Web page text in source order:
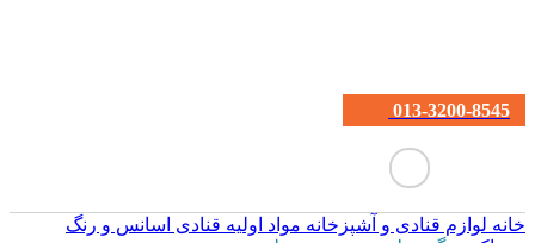
013-3200-8545
خانه لوازم قنادی و آشپزخانه مواد اولیه قنادی اسانس و رنگ